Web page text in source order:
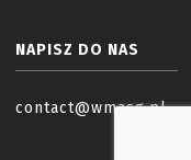
NAPISZ DO NAS
contact@wmasg.pl